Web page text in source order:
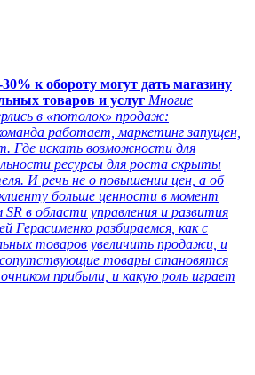
к обороту могут дать магазину
товаров и услуг Многие
в «потолок» продаж:
работает, маркетинг запущен,
Где искать возможности для
ресурсы для роста скрыты
И речь не о повышении цен, а об
больше ценности в момент
в области управления и развития
Герасименко разбираемся, как с
товаров увеличить продажи, и
сопутствующие товары становятся
прибыли, и какую роль играет